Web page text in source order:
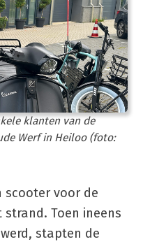
klanten van de
Werf in Heiloo (foto:
scooter voor de
Toen ineens
stapten de